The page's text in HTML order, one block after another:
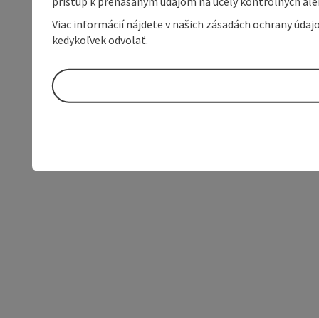
Viac informácií nájdete v našich zásadách ochrany
kedykoľvek odvolať.